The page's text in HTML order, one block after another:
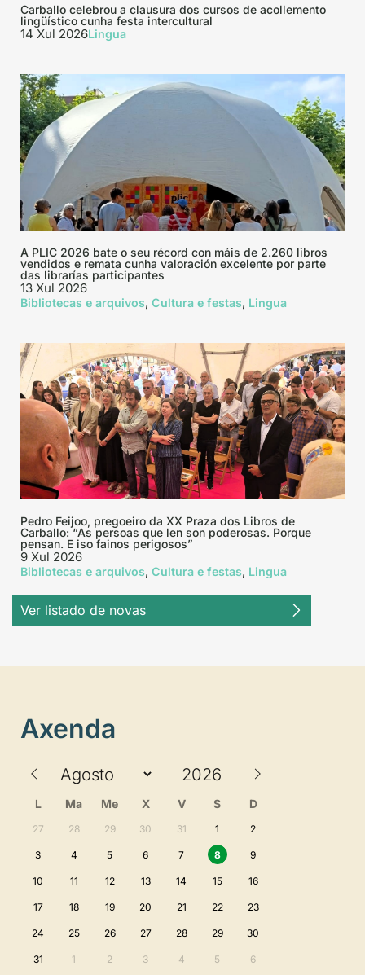
Carballo celebrou a clausura dos cursos de acollemento
lingüístico cunha festa intercultural
14 Xul 2026Lingua
A PLIC 2026 bate o seu récord con máis de 2.260 libros
vendidos e remata cunha valoración excelente por parte
das librarías participantes
13 Xul 2026
Bibliotecas e arquivos, Cultura e festas, Lingua
Pedro Feijoo, pregoeiro da XX Praza dos Libros de
Carballo: “As persoas que len son poderosas. Porque
pensan. E iso fainos perigosos”
9 Xul 2026
Bibliotecas e arquivos, Cultura e festas, Lingua
Ver listado de novas
Axenda
L Ma Me X V S D
27 28 29 30 31 1 2
3 4 5 6 7 8 9
10 11 12 13 14 15 16
17 18 19 20 21 22 23
24 25 26 27 28 29 30
31 1 2 3 4 5 6